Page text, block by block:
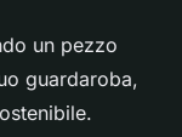
un pezzo
guardaroba,